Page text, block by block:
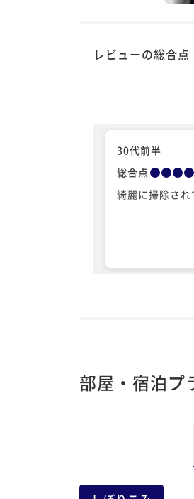
レビューの総合点
30代前半
総合点
綺麗に掃除され
部屋・宿泊プ